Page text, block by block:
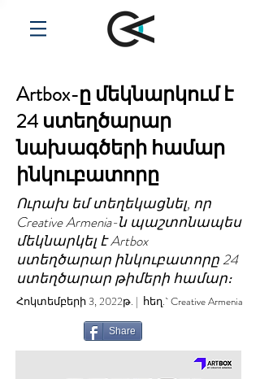
Artbox-ը մեկնարկում է
24 ստեղծարար
նախագծերի համար
ինկուբատորը
Ուրախ եմ տեղեկացնել, որ
Creative Armenia-ն պաշտոնապես
մեկնարկել է Artbox
ստեղծարար ինկուբատորը 24
ստեղծարար թիմերի համար։
Հոկտեմբերի 3, 2022թ. | հեղ.` Creative Armenia
Share